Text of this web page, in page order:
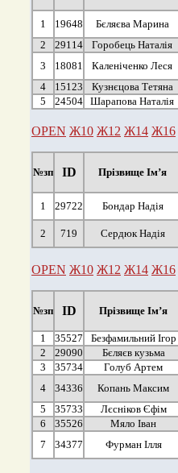
1 19648 Бєляєва Марина
2
29114 Горобець Наталія
3
18081 Каленіченко Леся
4
15123 Кузнєцова Тетяна
5
24504 Шарапова Наталія
OPEN Ж10 Ж12 Ж14 Ж16
№зп ID Прізвище Ім’я
1 29722 Бондар Надія
2 719 Сердюк Надія
OPEN Ж10 Ж12 Ж14 Ж16
№зп ID Прізвище Ім’я
1 35527 Безфамильний Ігор
2
29090 Бєляєв кузьма
3
35734 Голуб Артем
4
34336 Копань Максим
5
35733 Лєсніков Єфім
6
35526 Мяло Іван
7
34377 Фурман Ілля